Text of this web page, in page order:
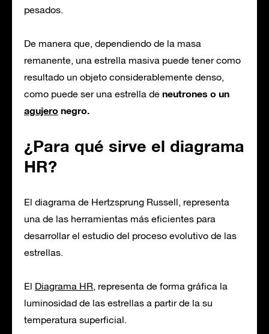
pesados.
De manera que, dependiendo de la masa
remanente, una estrella masiva puede tener como
resultado un objeto considerablemente denso,
como puede ser una estrella de neutrones o un
agujero negro.
¿Para qué sirve el diagrama
HR?
El diagrama de Hertzsprung Russell, representa
una de las herramientas más eficientes para
desarrollar el estudio del proceso evolutivo de las
estrellas.
El Diagrama HR, representa de forma gráfica la
luminosidad de las estrellas a partir de la su
temperatura superficial.